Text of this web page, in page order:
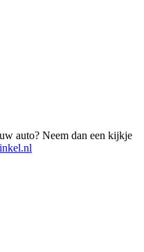
auto? Neem dan een kijkje